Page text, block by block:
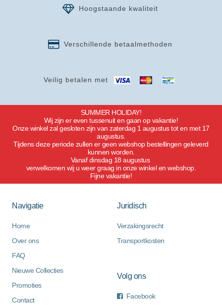
Veilig betalen met
Verschillende betaalmethoden
Hoogstaande kwaliteit
SUMMER HOLIDAY!
Wij zijn er even tussenuit en gaan op vakantie!
Onze winkel zal gesloten zijn van zaterdag 1 augustus tot en met 17
augustus.
Tijdens deze periode zullen er geen webshop bestellingen geleverd
kunnen worden.
Vanaf dinsdag 18 augustus
verwelkomen wij u weer graag in onze winkel en webshop.
Fijne vakantie!
Navigatie
Home
Over ons
FAQ
Nieuwe Collecties
Promoties
Contact
Juridisch
Verzakingsrecht
Transportkosten
Volg ons
Facebook